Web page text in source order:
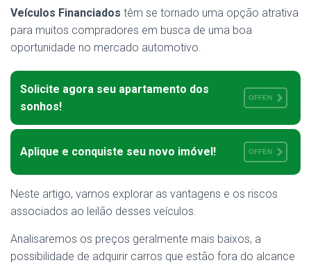
A
Veículos Financiados têm se tornado uma opção atrativa
para muitos compradores em busca de uma boa
oportunidade no mercado automotivo.
Solicite agora seu apartamento dos
sonhos!
OFFEN
Aplique e conquiste seu novo imóvel! OFFEN
Neste artigo, vamos explorar as vantagens e os riscos
associados ao leilão desses veículos.
Analisaremos os preços geralmente mais baixos, a
possibilidade de adquirir carros que estão fora do alcance